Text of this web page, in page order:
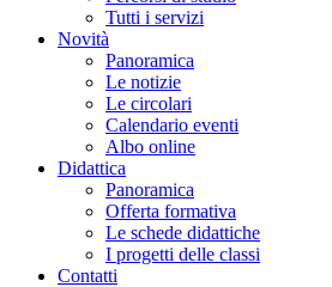
Tutti i servizi
Novità
Panoramica
Le notizie
Le circolari
Calendario eventi
Albo online
Didattica
Panoramica
Offerta formativa
Le schede didattiche
I progetti delle classi
Contatti